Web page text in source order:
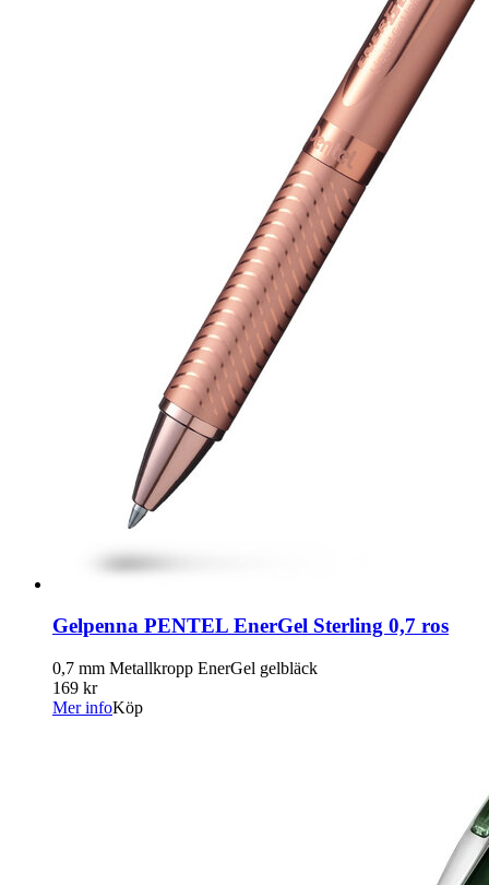
Gelpenna PENTEL EnerGel Sterling 0,7 ros
0,7 mm Metallkropp EnerGel gelbläck
169 kr
Mer infoKöp